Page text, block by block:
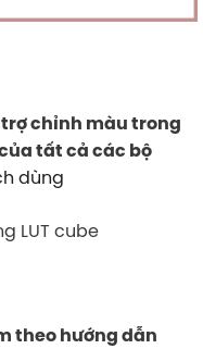
trợ chỉnh màu trong
tất cả các bộ
dùng
LUT cube
theo hướng dẫn